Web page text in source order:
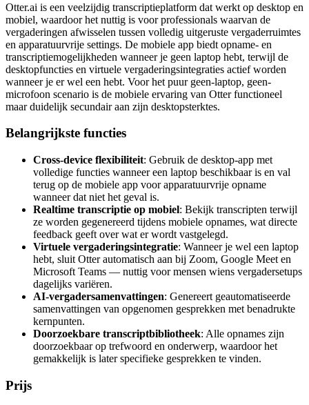
Otter.ai is een veelzijdig transcriptieplatform dat werkt op desktop en
mobiel, waardoor het nuttig is voor professionals waarvan de
vergaderingen afwisselen tussen volledig uitgeruste vergaderruimtes
en apparatuurvrije settings. De mobiele app biedt opname- en
transcriptiemogelijkheden wanneer je geen laptop hebt, terwijl de
desktopfuncties en virtuele vergaderingsintegraties actief worden
wanneer je er wel een hebt. Voor het puur geen-laptop, geen-
microfoon scenario is de mobiele ervaring van Otter functioneel
maar duidelijk secundair aan zijn desktopsterktes.
Belangrijkste functies
Cross-device flexibiliteit: Gebruik de desktop-app met
volledige functies wanneer een laptop beschikbaar is en val
terug op de mobiele app voor apparatuurvrije opname
wanneer dat niet het geval is.
Realtime transcriptie op mobiel: Bekijk transcripten terwijl
ze worden gegenereerd tijdens mobiele opnames, wat directe
feedback geeft over wat er wordt vastgelegd.
Virtuele vergaderingsintegratie: Wanneer je wel een laptop
hebt, sluit Otter automatisch aan bij Zoom, Google Meet en
Microsoft Teams — nuttig voor mensen wiens vergadersetups
dagelijks variëren.
AI-vergadersamenvattingen: Genereert geautomatiseerde
samenvattingen van opgenomen gesprekken met benadrukte
kernpunten.
Doorzoekbare transcriptbibliotheek: Alle opnames zijn
doorzoekbaar op trefwoord en onderwerp, waardoor het
gemakkelijk is later specifieke gesprekken te vinden.
Prijs